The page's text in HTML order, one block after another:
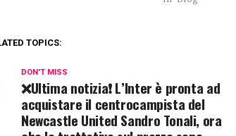
TOPICS:
DON'T MISS
❌Ultima notizia❗ L’Inter è pronta ad
acquistare il centrocampista del
Newcastle United Sandro Tonali, ora